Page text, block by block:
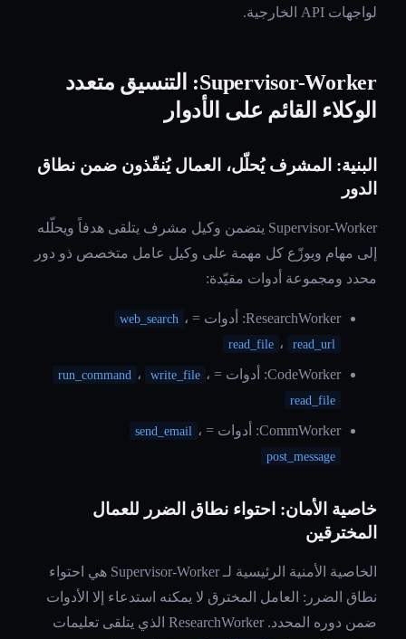
لواجهات API الخارجية.
Supervisor-Worker: التنسيق متعدد
الوكلاء القائم على الأدوار
البنية: المشرف يُحلّل، العمال يُنفّذون ضمن نطاق
الدور
Supervisor-Worker يتضمن وكيل مشرف يتلقى هدفاً ويحلّله
إلى مهام ويوزّع كل مهمة على وكيل عامل متخصص ذو دور
محدد ومجموعة أدوات مقيّدة:
ResearchWorker: أدوات = web_search ،
read_file ، read_url
CodeWorker: أدوات = run_command ، write_file ،
read_file
CommWorker: أدوات = send_email ،
post_message
خاصية الأمان: احتواء نطاق الضرر للعمال
المخترقين
الخاصية الأمنية الرئيسية لـ Supervisor-Worker هي احتواء
نطاق الضرر: العامل المخترق لا يمكنه استدعاء إلا الأدوات
ضمن دوره المحدد. ResearchWorker الذي يتلقى تعليمات